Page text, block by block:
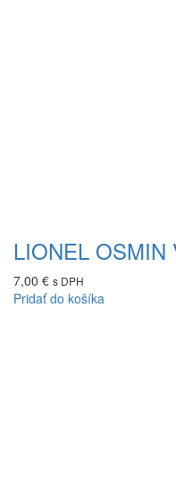
LIONEL OSMIN
7,00 € s DPH
Pridať do košíka